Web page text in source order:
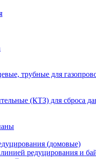
трубные для
(КТЗ) для сброса
(домовые)
редуцирования и